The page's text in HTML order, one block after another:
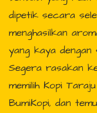
dipetik secara
menghasilkan
yang kaya dengan
Segera rasakan
memilih Kopi
BumiKopi, dan